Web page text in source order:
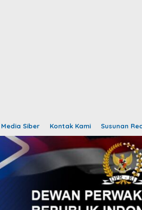
Siber Kontak Kami Susunan